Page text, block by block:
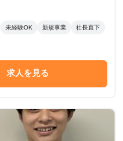
未経験OK 新規事業 社長直下
求人を見る